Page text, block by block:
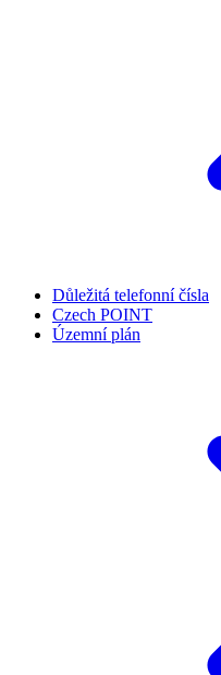
Důležitá telefonní čísla
Czech POINT
Územní plán